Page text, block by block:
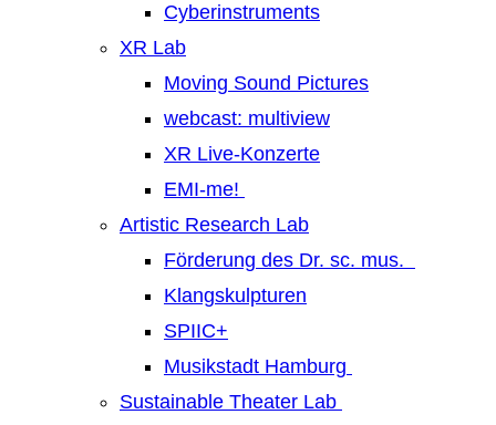
Cyberinstruments
XR Lab
Moving Sound Pictures
webcast: multiview
XR Live-Konzerte
EMI-me!
Artistic Research Lab
Förderung des Dr. sc. mus.
Klangskulpturen
SPIIC+
Musikstadt Hamburg
Sustainable Theater Lab